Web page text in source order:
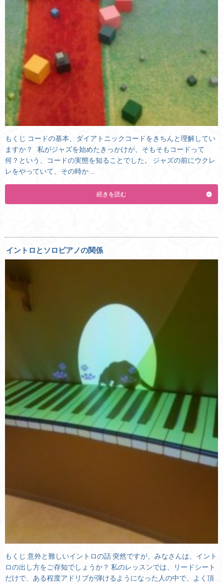
もくじ コードの基本、ダイアトニックコードをきちんと理解してい
ますか？ 私がジャズを始めたきっかけが、そもそもコードって
何？という、コードの実態を知ることでした。 ジャズの前にウクレ
レをやっていて、その時か …
続きを読む
イントロとソロピアノの関係
もくじ 意外と難しいイントロの話 突然ですが、みなさんは、イント
ロの出し方をご存知でしょうか？ 私のレッスンでは、リードシート
だけで、ある程度アドリブが弾けるようになった人の中で、よく頂